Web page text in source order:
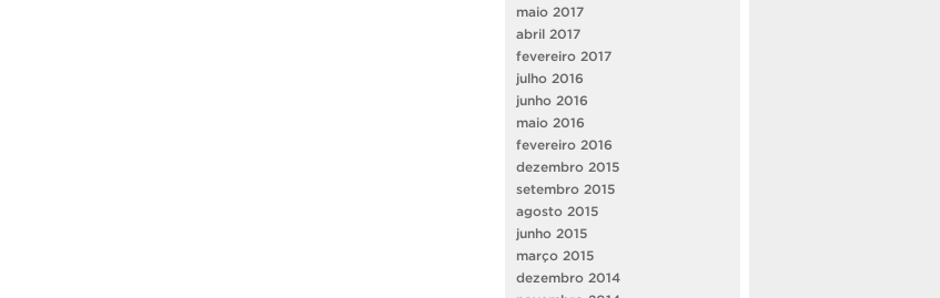
maio 2017
abril 2017
fevereiro 2017
julho 2016
junho 2016
maio 2016
fevereiro 2016
dezembro 2015
setembro 2015
agosto 2015
junho 2015
março 2015
dezembro 2014